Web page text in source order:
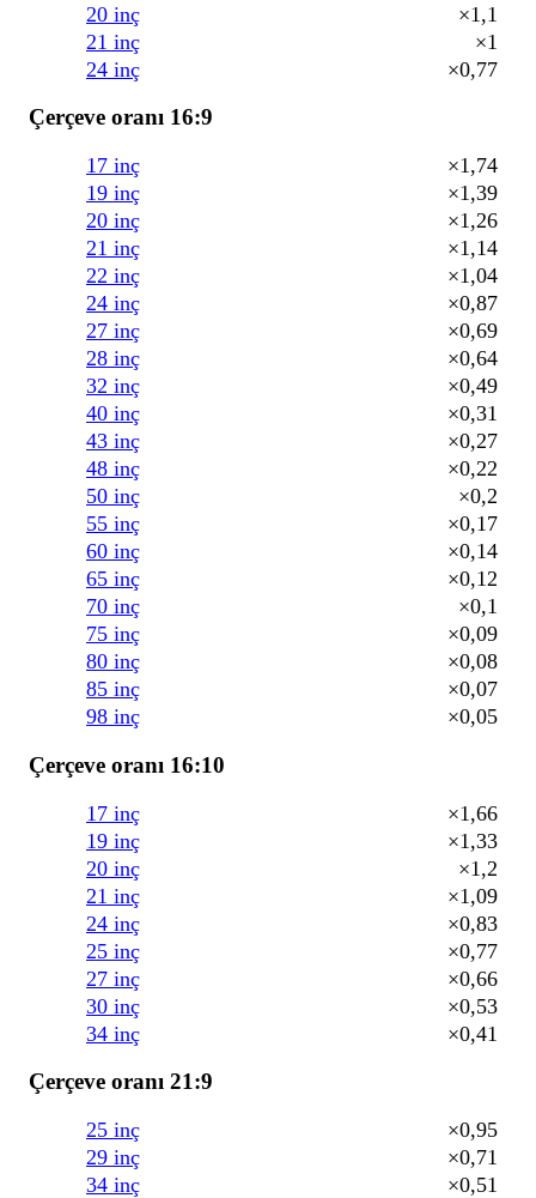
20 inç
×1,1
21 inç
×1
24 inç
×0,77
Çerçeve oranı 16:9
17 inç
×1,74
19 inç
×1,39
20 inç
×1,26
21 inç
×1,14
22 inç
×1,04
24 inç
×0,87
27 inç
×0,69
28 inç
×0,64
32 inç
×0,49
40 inç
×0,31
43 inç
×0,27
48 inç
×0,22
50 inç
×0,2
55 inç
×0,17
60 inç
×0,14
65 inç
×0,12
70 inç
×0,1
75 inç
×0,09
80 inç
×0,08
85 inç
×0,07
98 inç
×0,05
Çerçeve oranı 16:10
17 inç
×1,66
19 inç
×1,33
20 inç
×1,2
21 inç
×1,09
24 inç
×0,83
25 inç
×0,77
27 inç
×0,66
30 inç
×0,53
34 inç
×0,41
Çerçeve oranı 21:9
25 inç
×0,95
29 inç
×0,71
34 inç
×0,51